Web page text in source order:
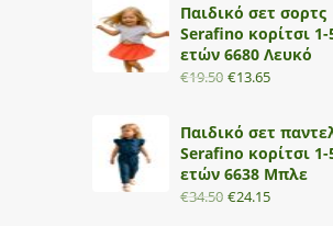
Παιδικό σετ σορτς
Serafino κορίτσι 1-
ετών 6680 Λευκό
€19.50 €13.65
Παιδικό σετ
Serafino κορίτσι 1-
ετών 6638 Μπλε
€34.50 €24.15